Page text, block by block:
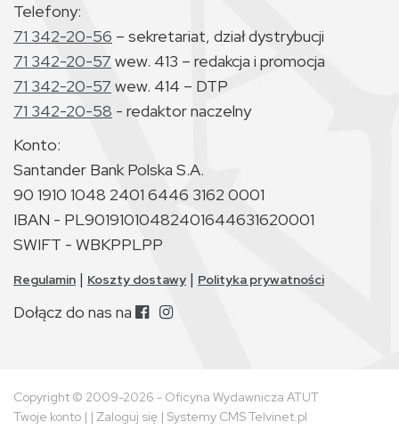
Telefony:
71 342-20-56 – sekretariat, dział dystrybucji
71 342-20-57 wew. 413 – redakcja i promocja
71 342-20-57 wew. 414 – DTP
71 342-20-58 - redaktor naczelny
Konto:
Santander Bank Polska S.A.
90 1910 1048 2401 6446 3162 0001
IBAN - PL90191010482401644631620001
SWIFT - WBKPPLPP
Regulamin | Koszty dostawy | Polityka prywatności
Dołącz do nas na
Copyright © 2009-2026 - Oficyna Wydawnicza ATUT
Twoje konto | | Zaloguj się | Systemy CMS Telvinet.pl